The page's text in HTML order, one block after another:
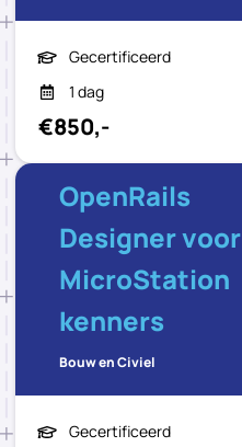
Gecertificeerd
1 dag
€850,-
OpenRails
Designer voor
MicroStation
kenners
Bouw en Civiel
Gecertificeerd